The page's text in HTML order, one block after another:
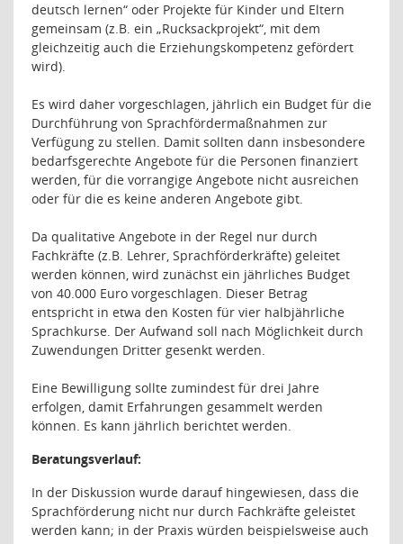
deutsch lernen“ oder Projekte für Kinder und Eltern
gemeinsam (z.B. ein „Rucksackprojekt“, mit dem
gleichzeitig auch die Erziehungskompetenz gefördert
wird).
Es wird daher vorgeschlagen, jährlich ein Budget für die
Durchführung von Sprachfördermaßnahmen zur
Verfügung zu stellen. Damit sollten dann insbesondere
bedarfsgerechte Angebote für die Personen finanziert
werden, für die vorrangige Angebote nicht ausreichen
oder für die es keine anderen Angebote gibt.
Da qualitative Angebote in der Regel nur durch
Fachkräfte (z.B. Lehrer, Sprachförderkräfte) geleitet
werden können, wird zunächst ein jährliches Budget
von 40.000 Euro vorgeschlagen. Dieser Betrag
entspricht in etwa den Kosten für vier halbjährliche
Sprachkurse. Der Aufwand soll nach Möglichkeit durch
Zuwendungen Dritter gesenkt werden.
Eine Bewilligung sollte zumindest für drei Jahre
erfolgen, damit Erfahrungen gesammelt werden
können. Es kann jährlich berichtet werden.
Beratungsverlauf:
In der Diskussion wurde darauf hingewiesen, dass die
Sprachförderung nicht nur durch Fachkräfte geleistet
werden kann; in der Praxis würden beispielsweise auch